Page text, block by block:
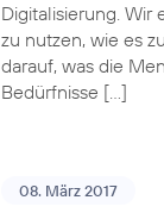
Digitalisierung.
zu nutzen, wie es
darauf, was die
Bedürfnisse […]
08. März 2017